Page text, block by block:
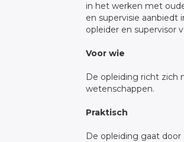
in het werken met
en supervisie
opleider en supervisor
Voor wie
De opleiding richt zich
wetenschappen.
Praktisch
De opleiding gaat door